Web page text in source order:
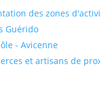
des zones
Guérido
- Avicenne
et artisans de